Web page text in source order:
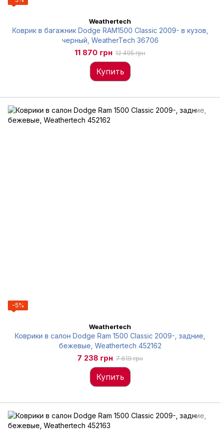
Weathertech
Коврик в багажник Dodge RAM1500 Classic 2009- в кузов,
черный, WeatherTech 36706
11 870 грн 12 495 грн
Купить
−5%
Weathertech
Коврики в салон Dodge Ram 1500 Classic 2009-, задние,
бежевые, Weathertech 452162
7 238 грн 7 619 грн
Купить